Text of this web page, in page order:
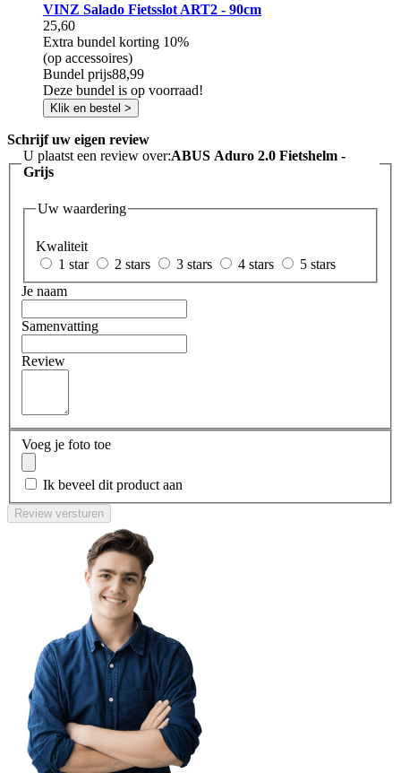
VINZ Salado Fietsslot ART2 - 90cm
25,60
Extra bundel korting 10%
(op accessoires)
Bundel prijs88,99
Deze bundel is op voorraad!
Klik en bestel >
Schrijf uw eigen review
U plaatst een review over:ABUS Aduro 2.0 Fietshelm -
Grijs
Uw waardering
Kwaliteit
1 star
2 stars 3 stars 4 stars
5 stars
Je naam
Samenvatting
Review
Voeg je foto toe
Ik beveel dit product aan
Review versturen